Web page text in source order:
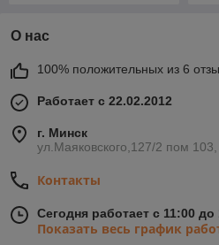
О нас
100% положительных из 6
Работает с 22.02.2012
г. Минск
ул.Маяковского,127/2 пом
Контакты
Сегодня работает с 11:00 до
Показать весь график